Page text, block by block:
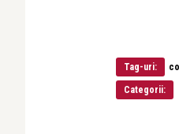
Tag-uri:
Categorii: